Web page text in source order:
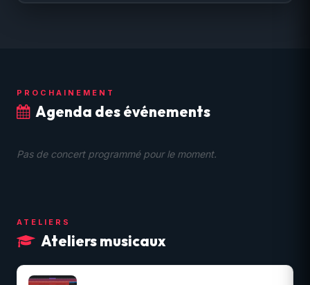
PROCHAINEMENT
Agenda des événements
Pas de concert programmé pour le moment.
ATELIERS
Ateliers musicaux